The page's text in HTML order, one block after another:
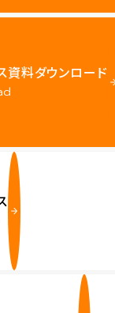
資料ダウンロード